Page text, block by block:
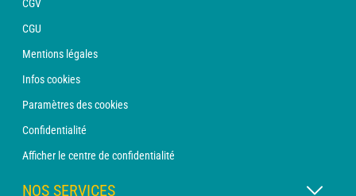
CGV
CGU
Mentions légales
Infos cookies
Paramètres des cookies
Confidentialité
Afficher le centre de confidentialité
NOS SERVICES